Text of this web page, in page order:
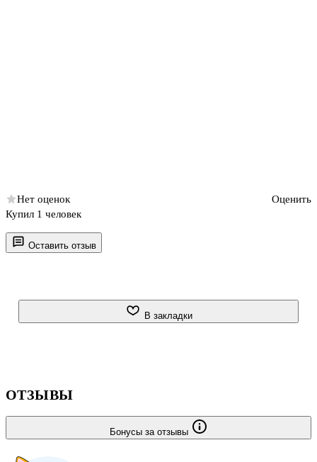
Оставить отзыв
Нет оценок
Оценить
Купил 1 человек
В закладки
ОТЗЫВЫ
Бонусы за отзывы